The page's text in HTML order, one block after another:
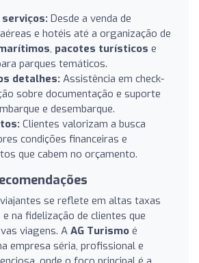
Desde a venda de
e hotéis até a organização de
, pacotes turísticos e
parques temáticos.
detalhes: Assistência em check-
sobre documentação e suporte
e desembarque.
Clientes valorizam a busca
condições financeiras e
que cabem no orçamento.
se reflete em altas taxas
na fidelização de clientes que
viagens. A AG Turismo é
empresa séria, profissional e